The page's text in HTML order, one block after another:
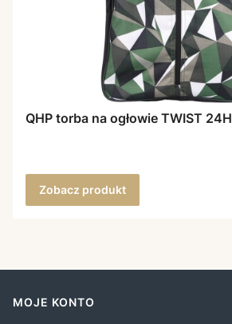
QHP torba na ogłowie TWIST 24H
Zobacz produkt
Linki w stopce
MOJE KONTO